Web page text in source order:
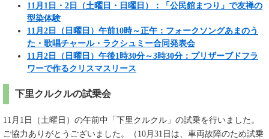
11月1日・2日（土曜日・日曜日）：「公民館まつり」で友禅の
型染体験
11月2日（日曜日）午前10時～正午：フォークソングあまのう
た・歌唱チャール・ラクシュミー合同発表会
11月2日（日曜日）午後1時30分～3時30分：プリザーブドフラ
ワーで作るクリスマスリース
下里クルクルの試乗会
11月1日（土曜日）の午前中「下里クルクル」の試乗を行いました。
ご協力ありがとうございました。（10月31日は、車両故障のため試乗